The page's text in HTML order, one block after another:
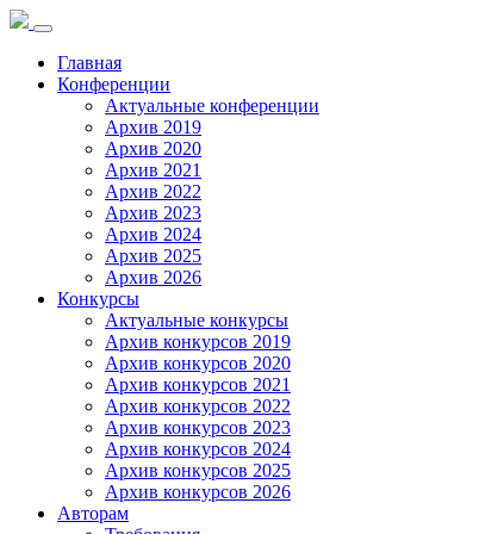
Toggle
navigation
Главная
Конференции
Актуальные конференции
Архив 2019
Архив 2020
Архив 2021
Архив 2022
Архив 2023
Архив 2024
Архив 2025
Архив 2026
Конкурсы
Актуальные конкурсы
Архив конкурсов 2019
Архив конкурсов 2020
Архив конкурсов 2021
Архив конкурсов 2022
Архив конкурсов 2023
Архив конкурсов 2024
Архив конкурсов 2025
Архив конкурсов 2026
Авторам